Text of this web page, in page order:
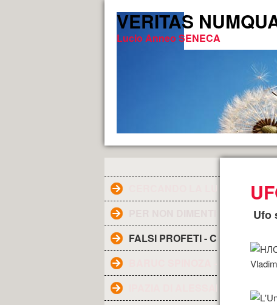
VERITAS
Lucio Anneo SENECA
CERCANDO LA LUCE DELLA
FALSI PROFETI - CHI SONO ?
BARUC SPINOZA - Filosofo
Ufo